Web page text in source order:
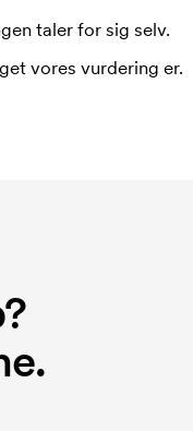
taler for sig selv.
vores vurdering er.